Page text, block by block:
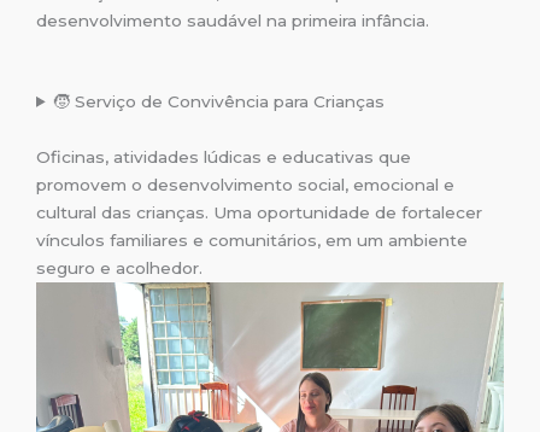
desenvolvimento saudável na primeira infância.
🧒 Serviço de Convivência para Crianças
Oficinas, atividades lúdicas e educativas que
promovem o desenvolvimento social, emocional e
cultural das crianças. Uma oportunidade de fortalecer
vínculos familiares e comunitários, em um ambiente
seguro e acolhedor.